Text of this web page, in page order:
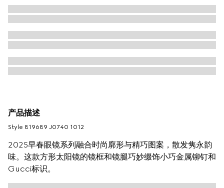
产品描述
Style ‎819689 J0740 1012
2025早春眼镜系列融合时尚廓形与精巧图案，散发隽永韵
味。这款方形太阳镜的镜框和镜腿巧妙缀饰小巧金属铆钉和
Gucci标识。